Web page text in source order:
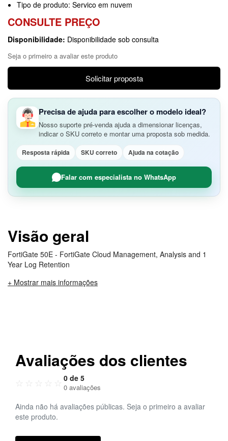
Tipo de produto: Servico em nuvem
CONSULTE PREÇO
Disponibilidade: Disponibilidade sob consulta
Seja o primeiro a avaliar este produto
Solicitar proposta
Precisa de ajuda para escolher o modelo ideal?
Nosso suporte pré-venda ajuda a dimensionar licenças,
indicar o SKU correto e montar uma proposta sob medida.
Resposta rápida SKU correto Ajuda na cotação
Falar com especialista no WhatsApp
Visão geral
FortiGate 50E - FortiGate Cloud Management, Analysis and 1
Year Log Retention
+ Mostrar mais informações
Avaliações dos clientes
☆ ☆ ☆ ☆ ☆ 0 de 5
0 avaliações
Ainda não há avaliações públicas. Seja o primeiro a avaliar
este produto.